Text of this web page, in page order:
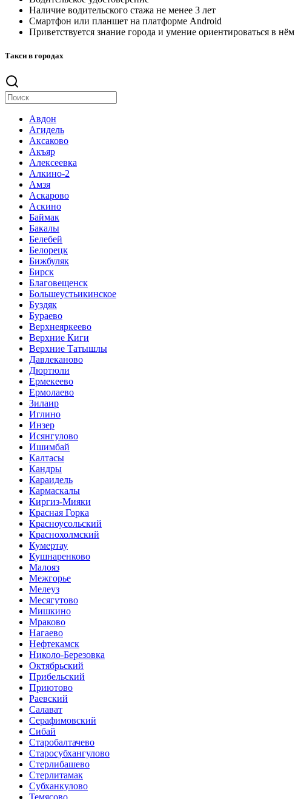
Наличие водительского стажа не менее 3 лет
Смартфон или планшет на платформе Android
Приветствуется знание города и умение ориентироваться в нём
Такси в городах
Авдон
Агидель
Аксаково
Акъяр
Алексеевка
Алкино-2
Амзя
Аскарово
Аскино
Баймак
Бакалы
Белебей
Белорецк
Бижбуляк
Бирск
Благовещенск
Большеустьикинское
Буздяк
Бураево
Верхнеяркеево
Верхние Киги
Верхние Татышлы
Давлеканово
Дюртюли
Ермекеево
Ермолаево
Зилаир
Иглино
Инзер
Исянгулово
Ишимбай
Калтасы
Кандры
Караидель
Кармаскалы
Киргиз-Мияки
Красная Горка
Красноусольский
Краснохолмский
Кумертау
Кушнаренково
Малояз
Межгорье
Мелеуз
Месягутово
Мишкино
Мраково
Нагаево
Нефтекамск
Николо-Березовка
Октябрьский
Прибельский
Приютово
Раевский
Салават
Серафимовский
Сибай
Старобалтачево
Старосубхангулово
Стерлибашево
Стерлитамак
Субханкулово
Темясово